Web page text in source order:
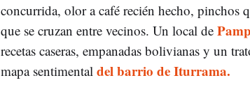
concurrida, olor a café recién hecho, pinchos
que se cruzan entre vecinos. Un local de
recetas caseras, empanadas bolivianas y un
mapa sentimental del barrio de Iturrama.